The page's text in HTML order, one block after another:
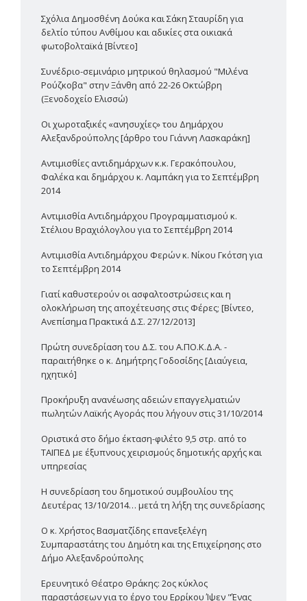
Σχόλια Δημοσθένη Δούκα και Σάκη Σταυρίδη για
δελτίο τύπου Ανθίμου και αδικίες στα οικιακά
φωτοβολταϊκά [Βίντεο]
Συνέδριο-σεμινάριο μητρικού θηλασμού "Μιλένα
Ρούζκοβα" στην Ξάνθη από 22-26 Οκτώβρη
(Ξενοδοχείο Ελισσώ)
Οι χωροταξικές «ανησυχίες» του Δημάρχου
Αλεξανδρούπολης [άρθρο του Γιάννη Λασκαράκη]
Αντιμισθίες αντιδημάρχων κ.κ. Γερακόπουλου,
Φαλέκα και δημάρχου κ. Λαμπάκη για το Σεπτέμβρη
2014
Αντιμισθία Αντιδημάρχου Προγραμματισμού κ.
Στέλιου Βραχιόλογλου για το Σεπτέμβρη 2014
Αντιμισθία Αντιδημάρχου Φερών κ. Νίκου Γκότση για
το Σεπτέμβρη 2014
Γιατί καθυστερούν οι ασφαλτοστρώσεις και η
ολοκλήρωση της αποχέτευσης στις Φέρες; [Βίντεο,
Ανεπίσημα Πρακτικά Δ.Σ. 27/12/2013]
Πρώτη συνεδρίαση του Δ.Σ. του Α.ΠΟ.Κ.Δ.Α. -
παραιτήθηκε ο κ. Δημήτρης Γοδοσίδης [Διαύγεια,
ηχητικό]
Προκήρυξη ανανέωσης αδειών επαγγελματιών
πωλητών Λαϊκής Αγοράς που λήγουν στις 31/10/2014
Οριστικά στο δήμο έκταση-φιλέτο 9,5 στρ. από το
ΤΑΙΠΕΔ με έξυπνους χειρισμούς δημοτικής αρχής και
υπηρεσίας
Η συνεδρίαση του δημοτικού συμβουλίου της
Δευτέρας 13/10/2014… μετά τη λήξη της συνεδρίασης
Ο κ. Χρήστος Βασματζίδης επανεξελέγη
Συμπαραστάτης του Δημότη και της Επιχείρησης στο
Δήμο Αλεξανδρούπολης
Ερευνητικό Θέατρο Θράκης: 2ος κύκλος
παραστάσεων για το έργο του Ερρίκου Ίψεν "Ένας